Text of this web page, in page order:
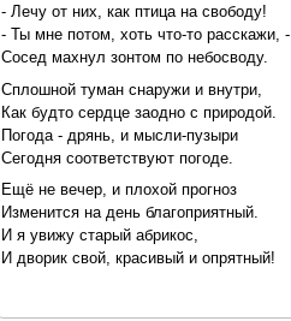
- Лечу от них, как птица на свободу!
- Ты мне потом, хоть что-то расскажи, -
Сосед махнул зонтом по небосводу.
Сплошной туман снаружи и внутри,
Как будто сердце заодно с природой.
Погода - дрянь, и мысли-пузыри
Сегодня соответствуют погоде.
Ещё не вечер, и плохой прогноз
Изменится на день благоприятный.
И я увижу старый абрикос,
И дворик свой, красивый и опрятный!